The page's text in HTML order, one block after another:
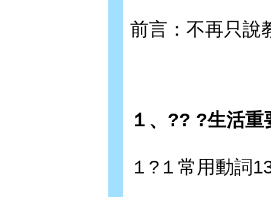
前言：不再只說
１、?? ?生活
１?１常用動詞